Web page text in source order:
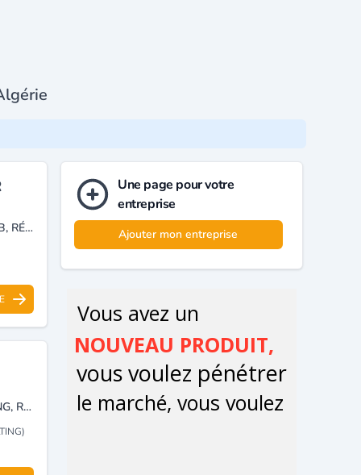
CONCEPTION DE SITES WEB, DÉVELOPPEMENT D'APPLICATIONS WEB, RÉSEAUX INFORMATIQUES, FORMATION PROFESSIONNELLE, MULTIMÉDIA, IMPRESSION ET DIGITAL MARKETING.
INTÉGRATEUR DE SOLUTIONS INFORMATIQUE, SÉCURISÉ , CONSULTING, RÉSEAUX INFORMATIQUE, MAINTENANCE, VENTE MATÉRIEL INFORMATIQUE ET LOGICIELS.
Une page pour votre
entreprise
Ajouter mon entreprise